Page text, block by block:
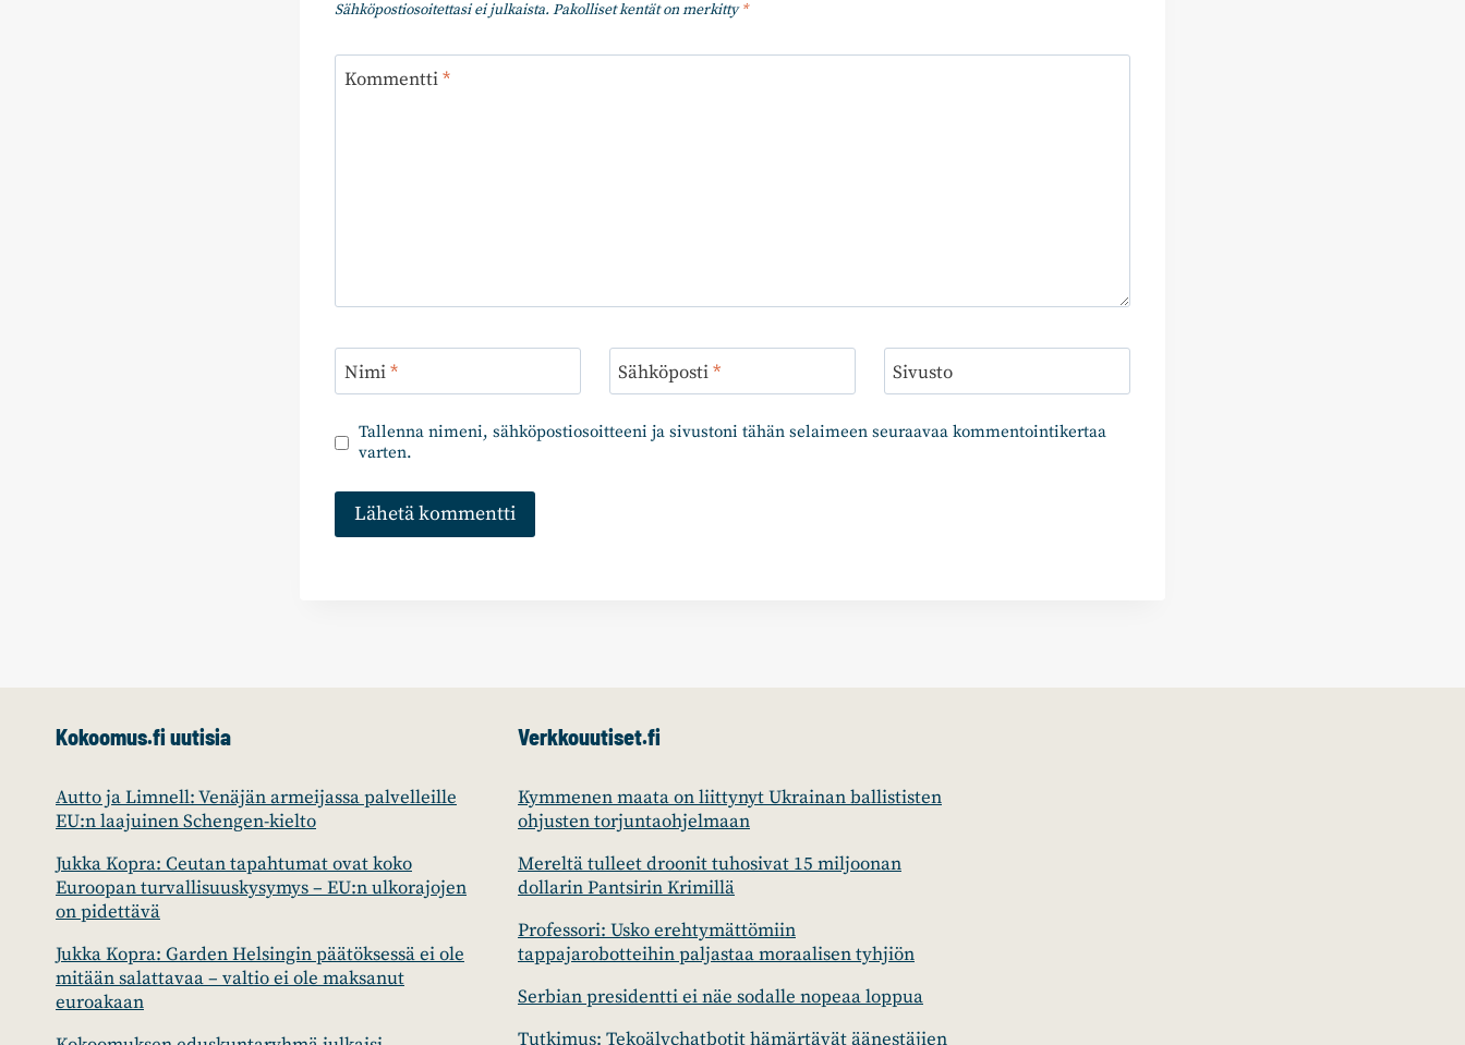
Sähköpostiosoitettasi ei julkaista. Pakolliset kentät on merkitty*
Kommentti*
Nimi* Sähköposti* Sivusto
Tallenna nimeni, sähköpostiosoitteeni ja sivustoni tähän selaimeen seuraavaa kommentointikertaa
varten.
Kokoomus.fi uutisia
Autto ja Limnell: Venäjän armeijassa palvelleille
EU:n laajuinen Schengen-kielto
Jukka Kopra: Ceutan tapahtumat ovat koko
Euroopan turvallisuuskysymys – EU:n ulkorajojen
on pidettävä
Jukka Kopra: Garden Helsingin päätöksessä ei ole
mitään salattavaa – valtio ei ole maksanut
euroakaan
Verkkouutiset.fi
Kymmenen maata on liittynyt Ukrainan ballististen
ohjusten torjuntaohjelmaan
Mereltä tulleet droonit tuhosivat 15 miljoonan
dollarin Pantsirin Krimillä
Professori: Usko erehtymättömiin
tappajarobotteihin paljastaa moraalisen tyhjiön
Serbian presidentti ei näe sodalle nopeaa loppua
Tutkimus: Tekoälychatbotit hämärtävät äänestäjien